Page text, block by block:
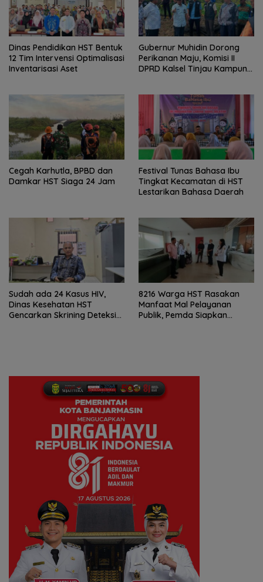
Dinas Pendidikan HST Bentuk
12 Tim Intervensi Optimalisasi
Inventarisasi Aset
Gubernur Muhidin Dorong
Perikanan Maju, Komisi II
DPRD Kalsel Tinjau Kampung
Cegah Karhutla, BPBD dan
Damkar HST Siaga 24 Jam
Festival Tunas Bahasa Ibu
Tingkat Kecamatan di HST
Lestarikan Bahasa Daerah
Sudah ada 24 Kasus HIV,
Dinas Kesehatan HST
Gencarkan Skrining Deteksi
8216 Warga HST Rasakan
Manfaat Mal Pelayanan
Publik, Pemda Siapkan